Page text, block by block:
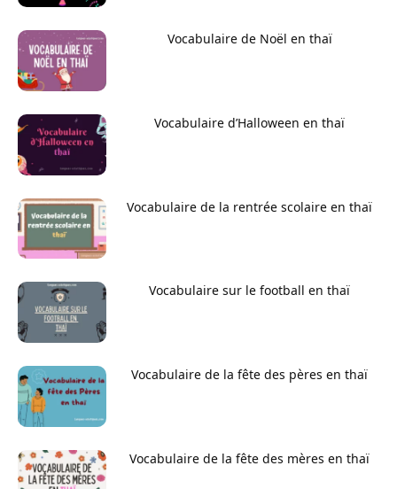
Vocabulaire de Noël en thaï
Vocabulaire d’Halloween en thaï
Vocabulaire de la rentrée scolaire en thaï
Vocabulaire sur le football en thaï
Vocabulaire de la fête des pères en thaï
Vocabulaire de la fête des mères en thaï